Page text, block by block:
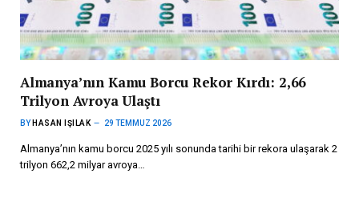
Almanya’nın Kamu Borcu Rekor Kırdı: 2,66
Trilyon Avroya Ulaştı
BY HASAN IŞILAK 29 TEMMUZ 2026
Almanya’nın kamu borcu 2025 yılı sonunda tarihi bir rekora ulaşarak 2
trilyon 662,2 milyar avroya…